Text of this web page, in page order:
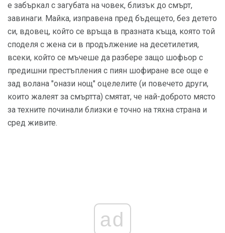
е забъркал с загубата на човек, близък до смърт,
завинаги. Майка, изправена пред бъдещето, без детето
си, вдовец, който се връща в празната къща, която той
споделя с жена си в продължение на десетилетия,
всеки, който се мъчеше да разбере защо шофьор с
предишни престъпления с пиян шофиране все още е
зад волана "онази нощ" оцелелите (и повечето други,
които жалеят за смъртта) смятат, че най-доброто място
за техните починали близки е точно на тяхна страна и
сред живите.
ad